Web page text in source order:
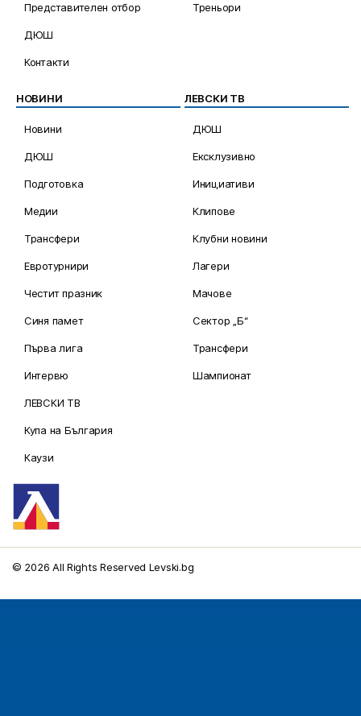
Представителен отбор
ДЮШ
Контакти
Треньори
НОВИНИ
Новини
ДЮШ
Подготовка
Медии
Трансфери
Евротурнири
Честит празник
Синя памет
Първа лига
Интервю
ЛЕВСКИ ТВ
Купа на България
Каузи
ЛЕВСКИ ТВ
ДЮШ
Ексклузивно
Инициативи
Клипове
Клубни новини
Лагери
Мачове
Сектор „Б“
Трансфери
Шампионат
© 2026 All Rights Reserved Levski.bg